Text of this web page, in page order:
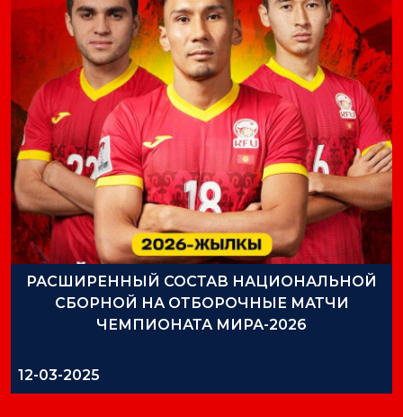
РАСШИРЕННЫЙ СОСТАВ НАЦИОНАЛЬНОЙ
СБОРНОЙ НА ОТБОРОЧНЫЕ МАТЧИ
ЧЕМПИОНАТА МИРА-2026
12-03-2025